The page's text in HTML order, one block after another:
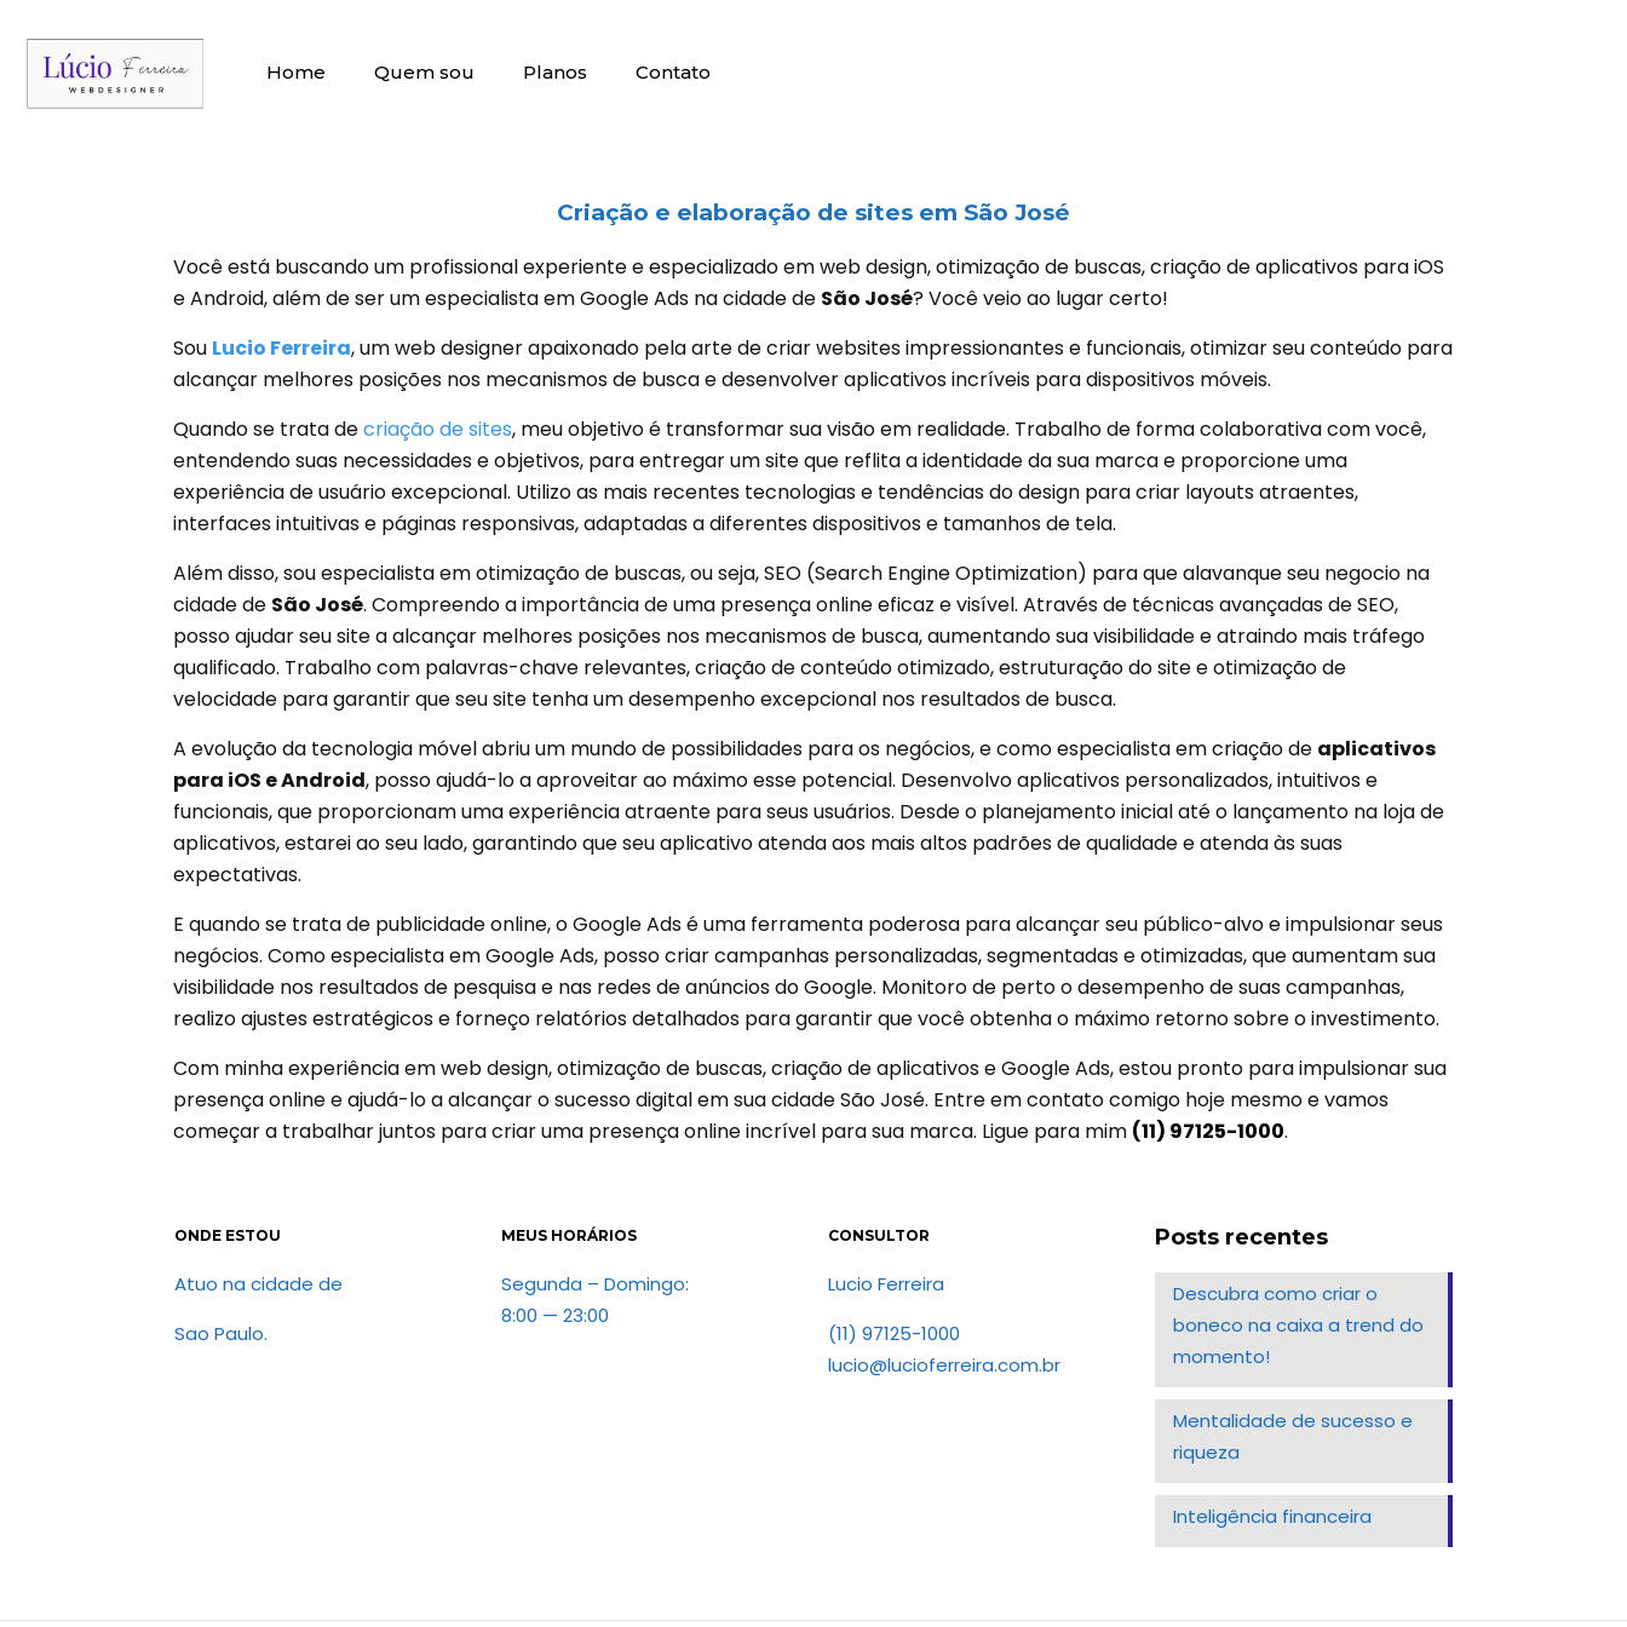
Home Quem sou Planos Contato
Criação e elaboração de sites em São José
Você está buscando um profissional experiente e especializado em web design, otimização de buscas, criação de aplicativos para iOS
e Android, além de ser um especialista em Google Ads na cidade de São José? Você veio ao lugar certo!
Sou Lucio Ferreira, um web designer apaixonado pela arte de criar websites impressionantes e funcionais, otimizar seu conteúdo para
alcançar melhores posições nos mecanismos de busca e desenvolver aplicativos incríveis para dispositivos móveis.
Quando se trata decriação de sites, meu objetivo é transformar sua visão em realidade. Trabalho de forma colaborativa com você,
entendendo suas necessidades e objetivos, para entregar um site que reflita a identidade da sua marca e proporcione uma
experiência de usuário excepcional. Utilizo as mais recentes tecnologias e tendências do design para criar layouts atraentes,
interfaces intuitivas e páginas responsivas, adaptadas a diferentes dispositivos e tamanhos de tela.
Além disso, sou especialista em otimização de buscas, ou seja, SEO (Search Engine Optimization) para que alavanque seu negocio na
cidade de São José. Compreendo a importância de uma presença online eficaz e visível. Através de técnicas avançadas de SEO,
posso ajudar seu site a alcançar melhores posições nos mecanismos de busca, aumentando sua visibilidade e atraindo mais tráfego
qualificado. Trabalho com palavras-chave relevantes, criação de conteúdo otimizado, estruturação do site e otimização de
velocidade para garantir que seu site tenha um desempenho excepcional nos resultados de busca.
A evolução da tecnologia móvel abriu um mundo de possibilidades para os negócios, e como especialista em criação de aplicativos
para iOS e Android, posso ajudá-lo a aproveitar ao máximo esse potencial. Desenvolvo aplicativos personalizados, intuitivos e
funcionais, que proporcionam uma experiência atraente para seus usuários. Desde o planejamento inicial até o lançamento na loja de
aplicativos, estarei ao seu lado, garantindo que seu aplicativo atenda aos mais altos padrões de qualidade e atenda às suas
expectativas.
E quando se trata de publicidade online, o Google Ads é uma ferramenta poderosa para alcançar seu público-alvo e impulsionar seus
negócios. Como especialista em Google Ads, posso criar campanhas personalizadas, segmentadas e otimizadas, que aumentam sua
visibilidade nos resultados de pesquisa e nas redes de anúncios do Google. Monitoro de perto o desempenho de suas campanhas,
realizo ajustes estratégicos e forneço relatórios detalhados para garantir que você obtenha o máximo retorno sobre o investimento.
Com minha experiência em web design, otimização de buscas, criação de aplicativos e Google Ads, estou pronto para impulsionar sua
presença online e ajudá-lo a alcançar o sucesso digital em sua cidade São José. Entre em contato comigo hoje mesmo e vamos
começar a trabalhar juntos para criar uma presença online incrível para sua marca. Ligue para mim (11) 97125-1000.
ONDE ESTOU
Atuo na cidade de
Sao Paulo.
MEUS HORÁRIOS
Segunda – Domingo:
8:00 — 23:00
CONSULTOR
Lucio Ferreira
(11) 97125-1000
lucio@lucioferreira.com.br
Posts recentes
Descubra como criar o
boneco na caixa a trend do
momento!
Mentalidade de sucesso e
riqueza
Inteligência financeira